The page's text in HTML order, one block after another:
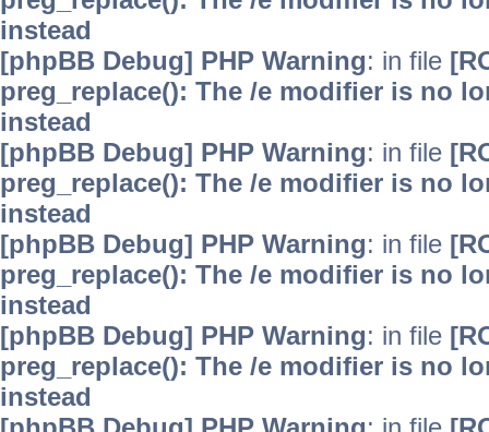
instead
[phpBB Debug] PHP Warning: in file
preg_replace(): The /e modifier is no
instead
[phpBB Debug] PHP Warning: in file
preg_replace(): The /e modifier is no
instead
[phpBB Debug] PHP Warning: in file
preg_replace(): The /e modifier is no
instead
[phpBB Debug] PHP Warning: in file
preg_replace(): The /e modifier is no
instead